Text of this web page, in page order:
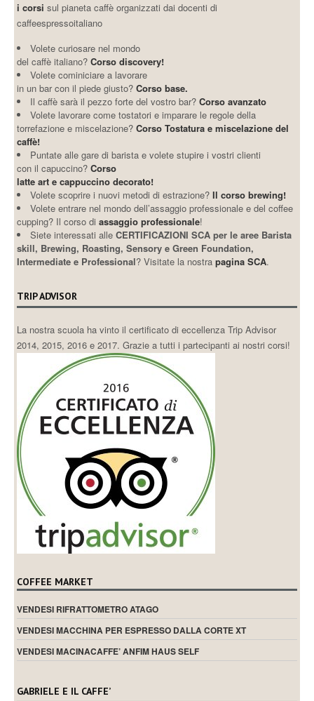
i corsi sul pianeta caffè organizzati dai docenti di
caffeespressoitaliano
Volete curiosare nel mondo
del caffè italiano? Corso discovery!
Volete cominiciare a lavorare
in un bar con il piede giusto? Corso base.
Il caffè sarà il pezzo forte del vostro bar?Corso avanzato
Volete lavorare come tostatori e imparare le regole della
torrefazione e miscelazione?Corso Tostatura e miscelazione del
caffè!
Puntate alle gare di barista e volete stupire i vostri clienti
con il capuccino?Corso
latte art e cappuccino decorato!
Volete scoprire i nuovi metodi di estrazione?Il corso brewing!
Volete entrare nel mondo dell’assaggio professionale e del coffee
cupping? Il corso diassaggio professionale!
Siete interessati alleCERTIFICAZIONI SCA per le aree Barista
skill, Brewing, Roasting, Sensory e Green Foundation,
Intermediate e Professional? Visitate la nostrapagina SCA.
TRIP ADVISOR
La nostra scuola ha vinto il certificato di eccellenza Trip Advisor
2014, 2015, 2016 e 2017. Grazie a tutti i partecipanti ai nostri corsi!
COFFEE MARKET
VENDESI RIFRATTOMETRO ATAGO
VENDESI MACCHINA PER ESPRESSO DALLA CORTE XT
VENDESI MACINACAFFE’ ANFIM HAUS SELF
GABRIELE E IL CAFFE’